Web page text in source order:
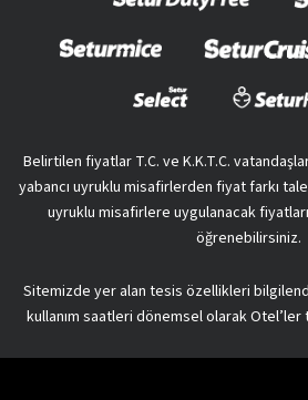
Belirtilen fiyatlar T.C. ve K.K.T.C.
yabancı uyruklu misafirlerden fiyat farkı
uyruklu misafirlere uygulanacak
öğrenebilirsiniz.
Sitemizde yer alan tesis özellikleri
kullanım saatleri dönemsel olarak